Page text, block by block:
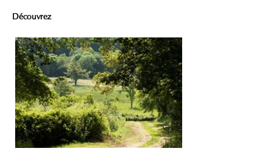
Découvrez